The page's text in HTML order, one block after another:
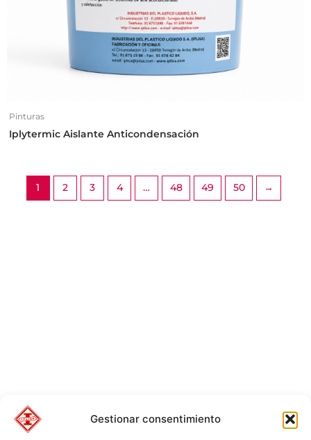
Gestionar consentimiento
Pinturas
Iplytermic Aislante Anticondensación
1 2 3 4 … 48 49 50 →